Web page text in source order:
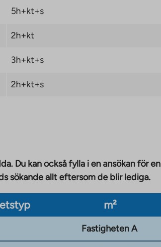
5h+kt+s
2h+kt
3h+kt+s
2h+kt+s
Du kan också fylla i en ansökan för en
sökande allt eftersom de blir lediga.
m²
Fastigheten A